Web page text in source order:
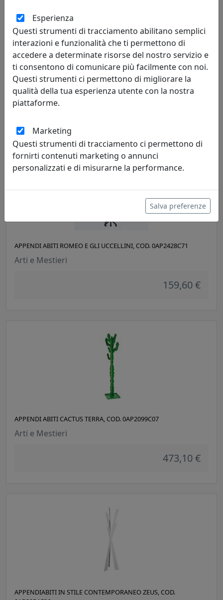
APPENDIABITI DA PARETE DECORATIVO ALBERO DELLA VITA, COD.
0AP3487C20
Arti e Mestieri
APPENDI ABITI ROMEO E GLI UCCELLINI, COD. 0AP2428C71
Arti e Mestieri
159,60 €
APPENDI ABITI CACTUS TERRA, COD. 0AP2099C07
Arti e Mestieri
473,10 €
APPENDIABITI IN STILE CONTEMPORANEO ZEUS, COD.
Esperienza
Questi strumenti di tracciamento abilitano semplici
interazioni e funzionalità che ti permettono di
accedere a determinate risorse del nostro servizio e
ti consentono di comunicare più facilmente con noi.
Questi strumenti ci permettono di migliorare la
qualità della tua esperienza utente con la nostra
piattaforme.
Marketing
Questi strumenti di tracciamento ci permettono di
fornirti contenuti marketing o annunci
personalizzati e di misurarne la performance.
Salva preferenze